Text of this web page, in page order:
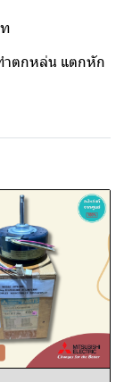
ำตกหล่น แตกหัก